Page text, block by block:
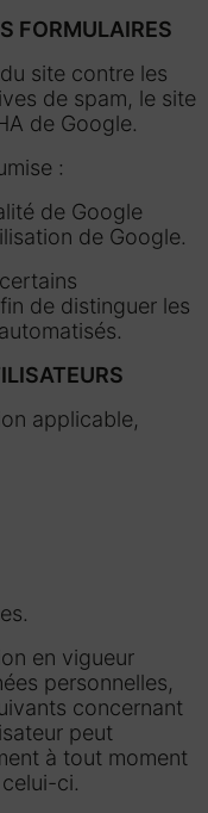
FORMULAIRES
site contre les
de spam, le site
de Google.
:
de Google
de Google.
de distinguer les
applicable,
en vigueur
personnelles,
concernant
peut
à tout moment
ci.